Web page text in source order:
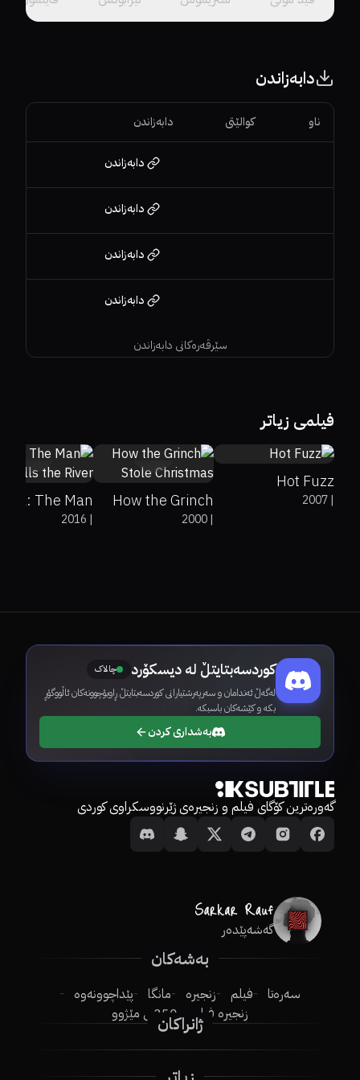
دابەزاندن
سێرڤەرەکانی دابەزاندن
ناو کوالێتی دابەزاندن
دابەزاندن
دابەزاندن
دابەزاندن
دابەزاندن
فیلمی زیاتر
Hot Fuzz
|
2007
How the Grinch
Stole Christmas|
2000
The Man
Who Sells the|
2016
کوردسەبتایتڵ لە دیسکۆرد چالاک
لەگەڵ ئەندامان و سەرپەرشتیارانی کوردسەبتایتڵ ڕاوبۆچوونەکان ئاڵووگۆڕ
بکە و کێشەکان باسبکە.
بەشداری کردن
گەورەترین کۆگای فیلم و زنجیرەی ژێرنووسکراوی کوردی
گەشەپێدەر
بەشەکان
سەرەتا فیلم زنجیرە مانگا
پێداچوونەوە
زنجیرە فیلم
250ـی مێژوو
ژانراکان